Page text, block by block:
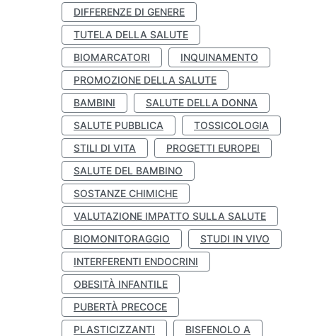
DIFFERENZE DI GENERE
TUTELA DELLA SALUTE
BIOMARCATORI
INQUINAMENTO
PROMOZIONE DELLA SALUTE
BAMBINI
SALUTE DELLA DONNA
SALUTE PUBBLICA
TOSSICOLOGIA
STILI DI VITA
PROGETTI EUROPEI
SALUTE DEL BAMBINO
SOSTANZE CHIMICHE
VALUTAZIONE IMPATTO SULLA SALUTE
BIOMONITORAGGIO
STUDI IN VIVO
INTERFERENTI ENDOCRINI
OBESITÀ INFANTILE
PUBERTÀ PRECOCE
PLASTICIZZANTI
BISFENOLO A